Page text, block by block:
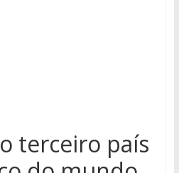
terceiro país